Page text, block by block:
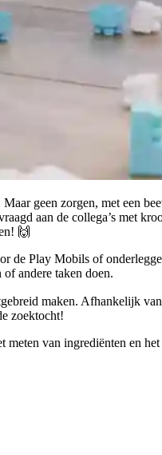
geen zorgen, met een
aan de collega’s met
🙌
de Play Mobils of
andere taken doen.
maken. Afhankelijk
zoektocht!
van ingrediënten en